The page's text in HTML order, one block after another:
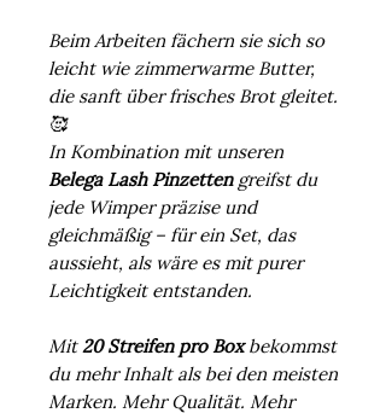
Beim Arbeiten fächern sie sich so
leicht wie zimmerwarme Butter,
die sanft über frisches Brot gleitet.
🥰
In Kombination mit unseren
Belega Lash Pinzettengreifst du
jede Wimper präzise und
gleichmäßig – für ein Set, das
aussieht, als wäre es mit purer
Leichtigkeit entstanden.
Mit20 Streifen pro Boxbekommst
du mehr Inhalt als bei den meisten
Marken. Mehr Qualität. Mehr